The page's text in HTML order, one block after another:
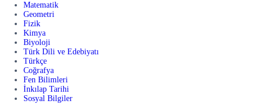
Matematik
Geometri
Fizik
Kimya
Biyoloji
Türk Dili ve Edebiyatı
Türkçe
Coğrafya
Fen Bilimleri
İnkılap Tarihi
Sosyal Bilgiler